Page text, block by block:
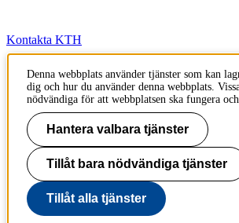
Kontakta KTH
Jobba på KTH
Press och media
Faktura och betalning KTH
Om KTH:s webbplatser
Tillgänglighetsredogörelse
Denna webbplats använder tjänster som kan
dig och hur du använder denna webbplats.
nödvändiga för att webbplatsen ska fungera
Hantera valbara tjänster
Tillåt bara nödvändiga tjänster
Tillåt alla tjänster